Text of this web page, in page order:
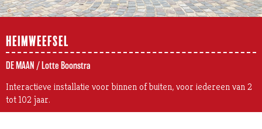
HEIMWEEFSEL
DE MAAN / Lotte Boonstra
Interactieve installatie voor binnen of buiten, voor iedereen van 2
tot 102 jaar.